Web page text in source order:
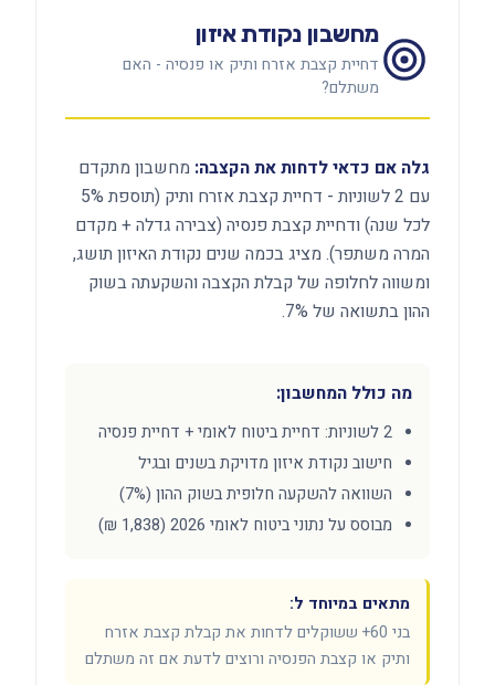
מחשבון נקודת איזון
דחיית קצבת אזרח ותיק או פנסיה - האם
משתלם?
גלה אם כדאי לדחות את הקצבה: מחשבון מתקדם
עם 2 לשוניות - דחיית קצבת אזרח ותיק (תוספת 5%
לכל שנה) ודחיית קצבת פנסיה (צבירה גדלה + מקדם
המרה משתפר). מציג בכמה שנים נקודת האיזון תושג,
ומשווה לחלופה של קבלת הקצבה והשקעתה בשוק
ההון בתשואה של 7%.
מה כולל המחשבון:
2 לשוניות: דחיית ביטוח לאומי + דחיית פנסיה
חישוב נקודת איזון מדויקת בשנים ובגיל
השוואה להשקעה חלופית בשוק ההון (7%)
מבוסס על נתוני ביטוח לאומי 2026 (1,838 ₪)
מתאים במיוחד ל:
בני 60+ ששוקלים לדחות את קבלת קצבת אזרח
ותיק או קצבת הפנסיה ורוצים לדעת אם זה משתלם